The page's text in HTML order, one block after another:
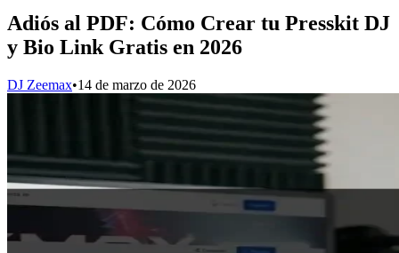
Adiós al PDF: Cómo Crear tu Presskit DJ
y Bio Link Gratis en 2026
DJ Zeemax•14 de marzo de 2026